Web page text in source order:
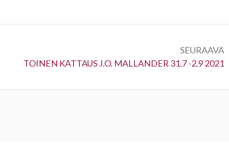
SEURAAVA
Seuraava:
TOINEN KATTAUS J.O. MALLANDER 31.7 -2.9 2021